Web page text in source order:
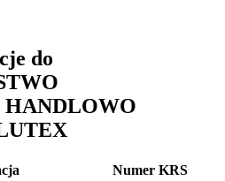
do
HANDLOWO
Numer KRS